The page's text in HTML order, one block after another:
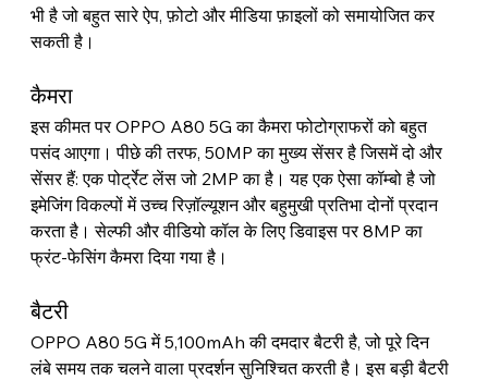
भी है जो बहुत सारे ऐप, फ़ोटो और मीडिया फ़ाइलों को समायोजित कर
सकती है।
कैमरा
इस कीमत पर OPPO A80 5G का कैमरा फोटोग्राफरों को बहुत
पसंद आएगा। पीछे की तरफ, 50MP का मुख्य सेंसर है जिसमें दो और
सेंसर हैं: एक पोर्ट्रेट लेंस जो 2MP का है। यह एक ऐसा कॉम्बो है जो
इमेजिंग विकल्पों में उच्च रिज़ॉल्यूशन और बहुमुखी प्रतिभा दोनों प्रदान
करता है। सेल्फी और वीडियो कॉल के लिए डिवाइस पर 8MP का
फ्रंट-फेसिंग कैमरा दिया गया है।
बैटरी
OPPO A80 5G में 5,100mAh की दमदार बैटरी है, जो पूरे दिन
लंबे समय तक चलने वाला प्रदर्शन सुनिश्चित करती है। इस बड़ी बैटरी